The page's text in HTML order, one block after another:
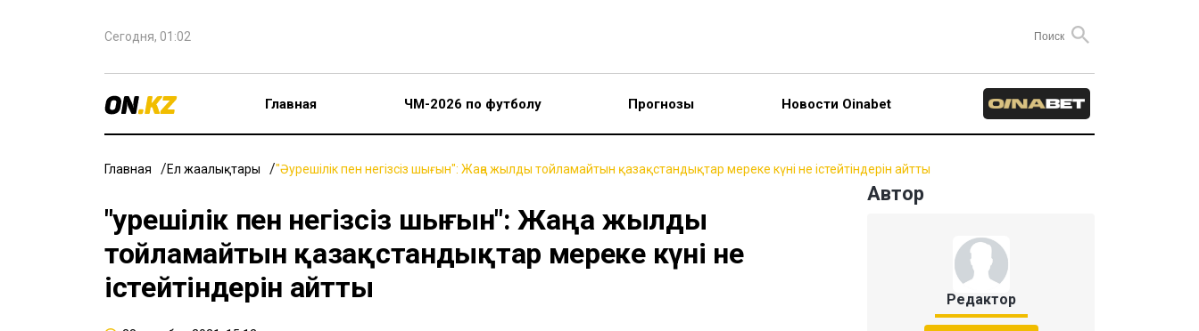
Сегодня, 01:02
Главная ЧМ-2026 по футболу Прогнозы Новости Oinabet
Главная Ел жаңалықтары "Әурешілік пен негізсіз шығын": Жаңа жылды тойламайтын қазақстандықтар мереке күні не істейтіндерін айтты
"Әурешілік пен негізсіз шығын": Жаңа жылды
тойламайтын қазақстандықтар мереке күні не
істейтіндерін айтты
Автор
Редактор